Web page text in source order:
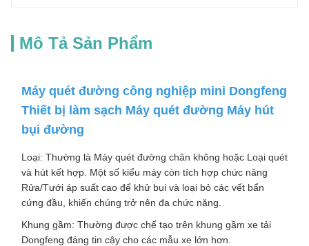
Mô Tả Sản Phẩm
Máy quét đường công nghiệp mini Dongfeng
Thiết bị làm sạch Máy quét đường Máy hút
bụi đường
Loại: Thường là Máy quét đường chân không hoặc Loại quét
và hút kết hợp. Một số kiểu máy còn tích hợp chức năng
Rửa/Tưới áp suất cao để khử bụi và loại bỏ các vết bẩn
cứng đầu, khiến chúng trở nên đa chức năng.
Khung gầm: Thường được chế tạo trên khung gầm xe tải
Dongfeng đáng tin cậy cho các mẫu xe lớn hơn.